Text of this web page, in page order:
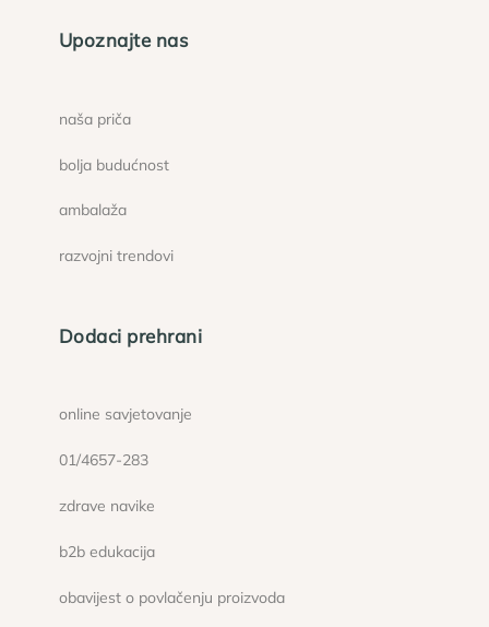
Upoznajte nas
naša priča
bolja budućnost
ambalaža
razvojni trendovi
Dodaci prehrani
online savjetovanje
01/4657-283
zdrave navike
b2b edukacija
obavijest o povlačenju proizvoda